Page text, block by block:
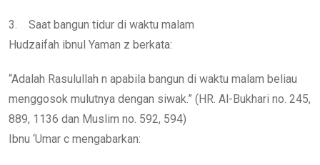
3. Saat bangun tidur di waktu malam
Hudzaifah ibnul Yaman z berkata:
“Adalah Rasulullah n apabila bangun di waktu malam beliau
menggosok mulutnya dengan siwak.” (HR. Al-Bukhari no. 245,
889, 1136 dan Muslim no. 592, 594)
Ibnu ‘Umar c mengabarkan: